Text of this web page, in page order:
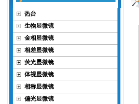
热台
生物显微镜
金相显微镜
相差显微镜
荧光显微镜
体视显微镜
相称显微镜
偏光显微镜